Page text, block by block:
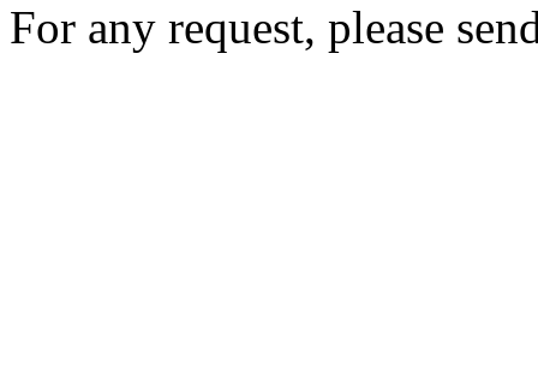
For any request, please